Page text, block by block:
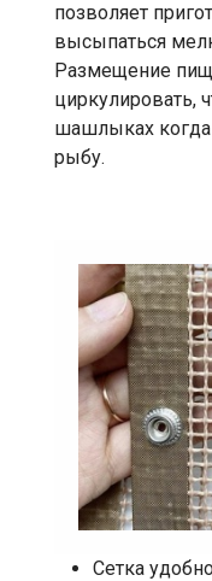
позволяет
высыпаться
Размещение
циркулировать,
шашлыках
рыбу.
Сетка